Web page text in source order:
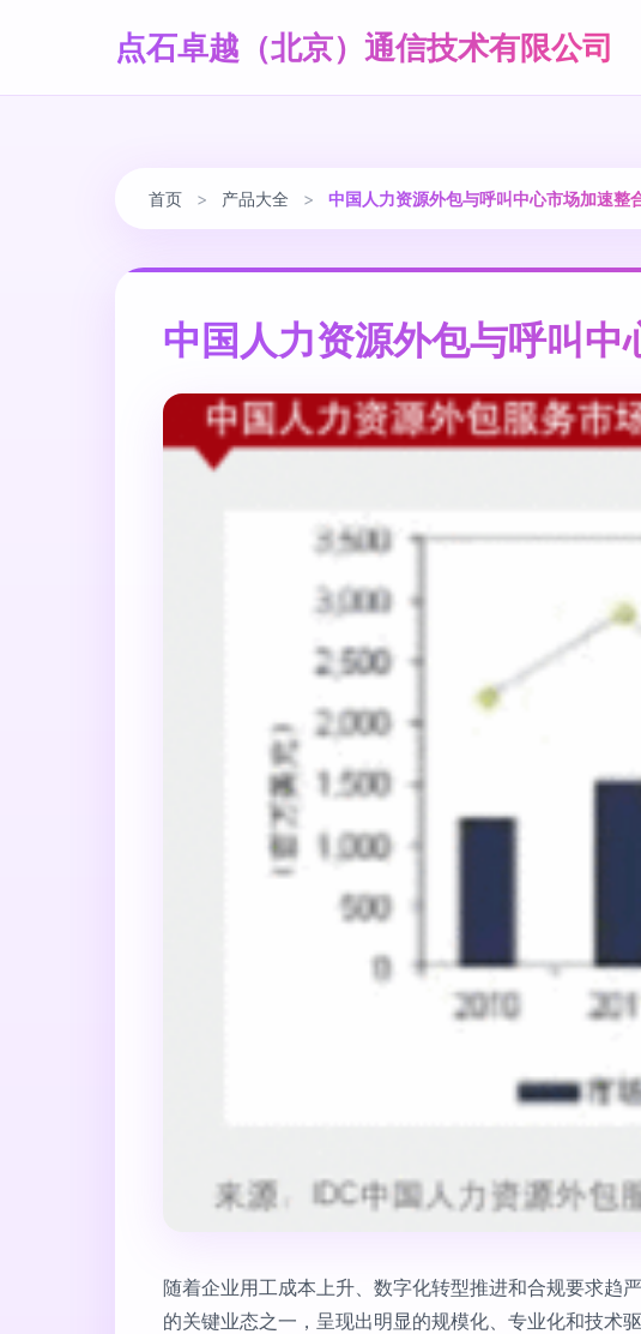
点石卓越（北京）通信技术有限公司
首页 > 产品大全 > 中国人力资源外包与呼叫中心市场加速整
中国人力资源外包与呼叫
随着企业用工成本上升、数字化转型推进和合规要求趋
的关键业态之一，呈现出明显的规模化、专业化和技术